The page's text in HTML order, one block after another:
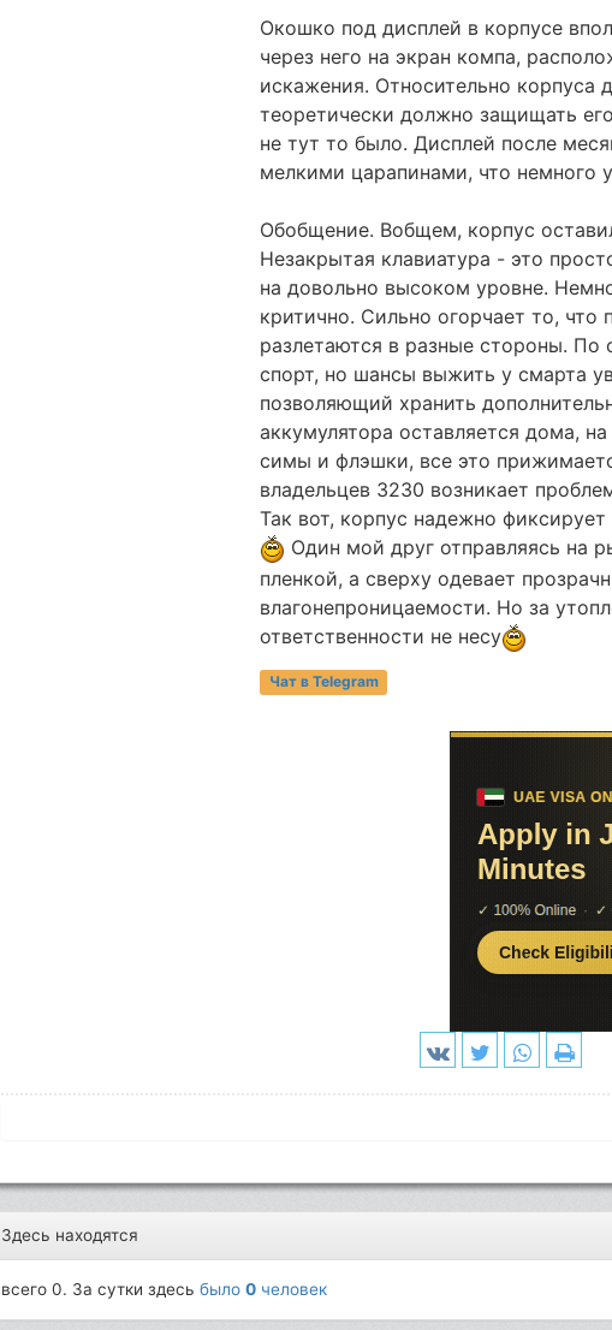
Окошко под дисплей в корпусе
через него на экран компа,
искажения. Относительно корпуса
теоретически должно защищать
не тут то было. Дисплей после
мелкими царапинами, что немного
Обобщение. Вобщем, корпус
Незакрытая клавиатура - это
на довольно высоком уровне.
критично. Сильно огорчает то, что
разлетаются в разные стороны.
спорт, но шансы выжить у смарта
позволяющий хранить
аккумулятора оставляется дома,
симы и флэшки, все это
владельцев 3230 возникает
Так вот, корпус надежно
Один мой друг отправляясь на
пленкой, а сверху одевает
влагонепроницаемости. Но за
ответственности не несу
Чат в Telegram
Здесь находятся
всего 0. За сутки здесьбыло0 человек